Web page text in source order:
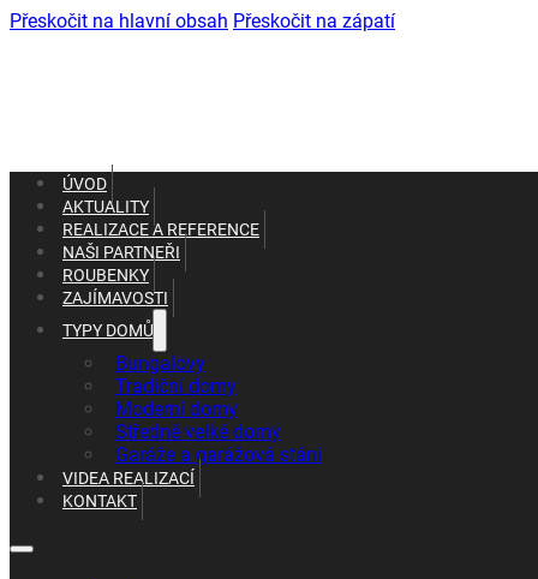
Přeskočit na hlavní obsah Přeskočit na zápatí
+420 602 661 287
+420 465 637 010
ÚVOD
AKTUALITY
REALIZACE A REFERENCE
NAŠI PARTNEŘI
ROUBENKY
ZAJÍMAVOSTI
TYPY DOMŮ
Bungalovy
Tradiční domy
Moderní domy
Středně velké domy
Garáže a garážová stáni
VIDEA REALIZACÍ
KONTAKT